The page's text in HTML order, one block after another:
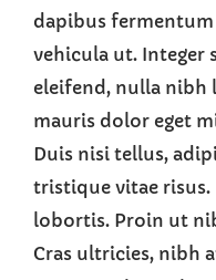
dapibus
vehicula ut. Integer
eleifend, nulla nibh
mauris dolor eget
Duis nisi tellus,
tristique vitae risus.
lobortis. Proin ut
Cras ultricies, nibh